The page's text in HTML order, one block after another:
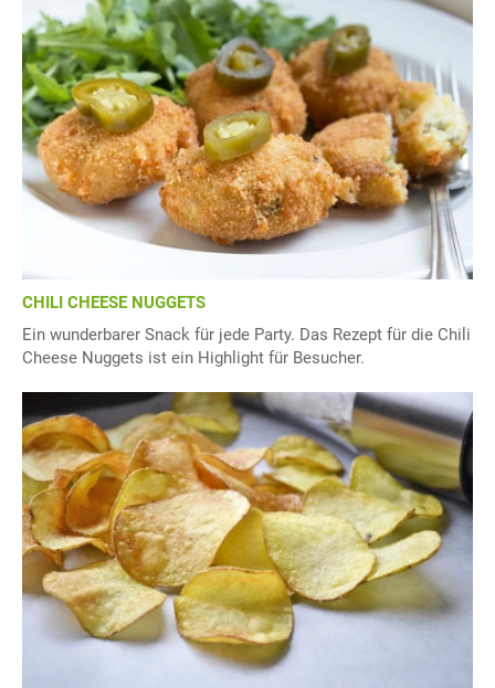
CHILI CHEESE NUGGETS
Ein wunderbarer Snack für jede Party. Das Rezept für die Chili
Cheese Nuggets ist ein Highlight für Besucher.